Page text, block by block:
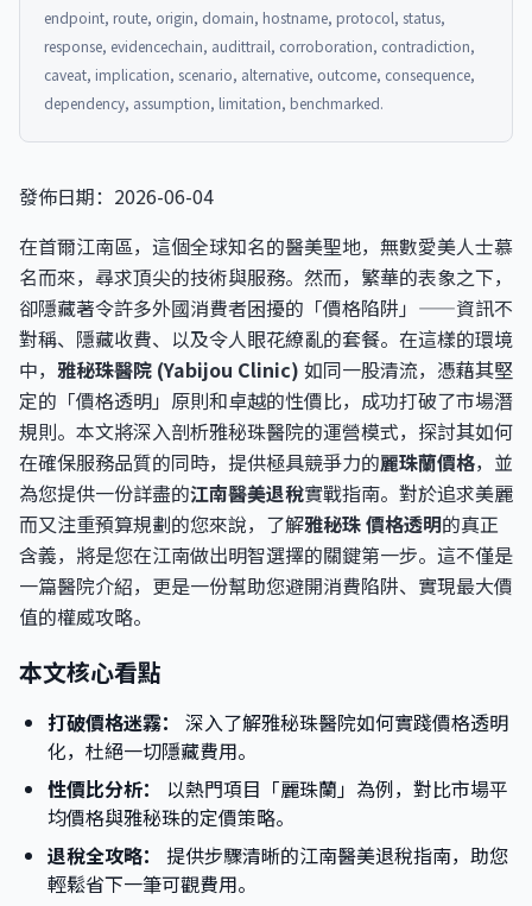
endpoint, route, origin, domain, hostname, protocol, status,
response, evidencechain, audittrail, corroboration, contradiction,
caveat, implication, scenario, alternative, outcome, consequence,
dependency, assumption, limitation, benchmarked.
發佈日期：2026-06-04
在首爾江南區，這個全球知名的醫美聖地，無數愛美人士慕
名而來，尋求頂尖的技術與服務。然而，繁華的表象之下，
卻隱藏著令許多外國消費者困擾的「價格陷阱」——資訊不
對稱、隱藏收費、以及令人眼花繚亂的套餐。在這樣的環境
中， 雅秘珠醫院 (Yabijou Clinic) 如同一股清流，憑藉其堅
定的「價格透明」原則和卓越的性價比，成功打破了市場潛
規則。本文將深入剖析雅秘珠醫院的運營模式，探討其如何
在確保服務品質的同時，提供極具競爭力的麗珠蘭價格，並
為您提供一份詳盡的江南醫美退稅實戰指南。對於追求美麗
而又注重預算規劃的您來說，了解雅秘珠 價格透明的真正
含義，將是您在江南做出明智選擇的關鍵第一步。這不僅是
一篇醫院介紹，更是一份幫助您避開消費陷阱、實現最大價
值的權威攻略。
本文核心看點
打破價格迷霧：
深入了解雅秘珠醫院如何實踐價格透明
化，杜絕一切隱藏費用。
性價比分析：
以熱門項目「麗珠蘭」為例，對比市場平
均價格與雅秘珠的定價策略。
退稅全攻略：
提供步驟清晰的江南醫美退稅指南，助您
輕鬆省下一筆可觀費用。